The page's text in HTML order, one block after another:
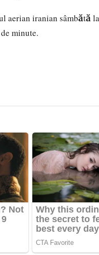
aerian iranian sâmbătă
minute.